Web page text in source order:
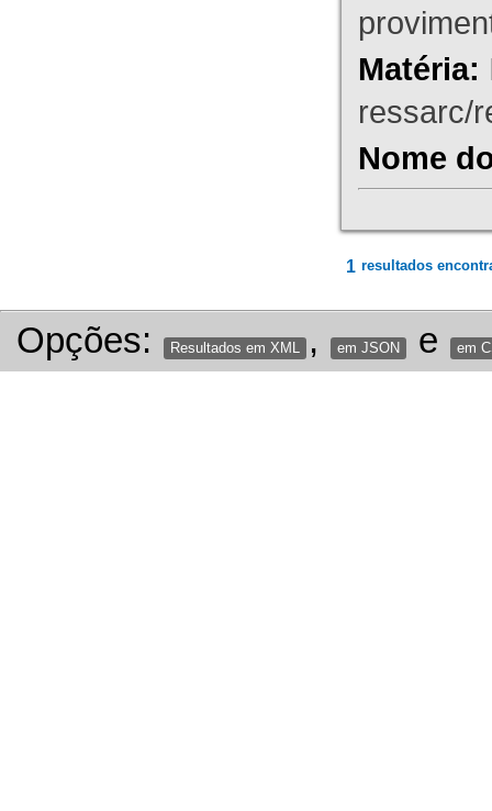
Matéria:
ressarc/
Nome
1 resultados
Opções: Resultados em XML , em JSON e em